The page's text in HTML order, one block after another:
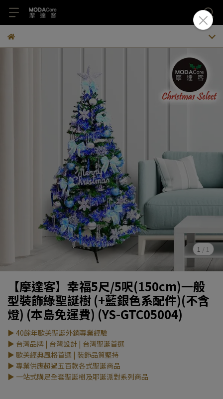
1 / 1
【摩達客】幸福5尺/5呎(150cm)一般
型裝飾綠聖誕樹 (+藍銀色系配件)(不含
燈) (本島免運費) (YS-GTC05004)
▶ 40餘年歐美聖誕外銷專業經驗
▶ 台灣品牌 | 台灣設計 | 台灣聖誕首選
▶ 歐美經典風格首選 | 裝飾品質堅持
▶ 專業供應超過五百款各式聖誕商品
▶ 一站式購足全套聖誕樹及耶誕派對系列商品